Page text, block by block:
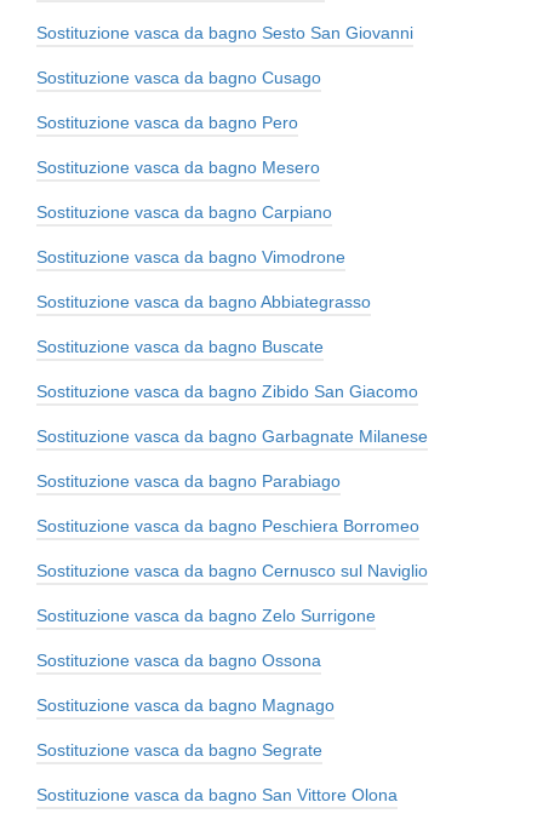
Sostituzione vasca da bagno Sesto San Giovanni
Sostituzione vasca da bagno Cusago
Sostituzione vasca da bagno Pero
Sostituzione vasca da bagno Mesero
Sostituzione vasca da bagno Carpiano
Sostituzione vasca da bagno Vimodrone
Sostituzione vasca da bagno Abbiategrasso
Sostituzione vasca da bagno Buscate
Sostituzione vasca da bagno Zibido San Giacomo
Sostituzione vasca da bagno Garbagnate Milanese
Sostituzione vasca da bagno Parabiago
Sostituzione vasca da bagno Peschiera Borromeo
Sostituzione vasca da bagno Cernusco sul Naviglio
Sostituzione vasca da bagno Zelo Surrigone
Sostituzione vasca da bagno Ossona
Sostituzione vasca da bagno Magnago
Sostituzione vasca da bagno Segrate
Sostituzione vasca da bagno San Vittore Olona